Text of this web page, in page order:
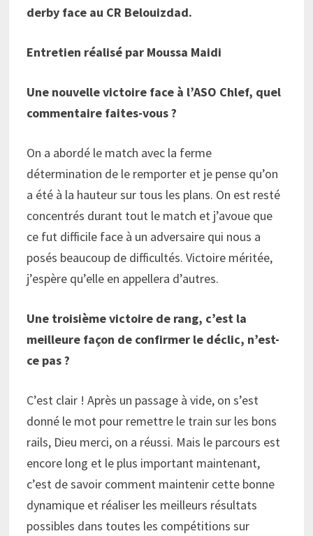
derby face au CR Belouizdad.
Entretien réalisé par Moussa Maidi
Une nouvelle victoire face à l’ASO Chlef, quel
commentaire faites-vous ?
On a abordé le match avec la ferme
détermination de le remporter et je pense qu’on
a été à la hauteur sur tous les plans. On est resté
concentrés durant tout le match et j’avoue que
ce fut difficile face à un adversaire qui nous a
posés beaucoup de difficultés. Victoire méritée,
j’espère qu’elle en appellera d’autres.
Une troisième victoire de rang, c’est la
meilleure façon de confirmer le déclic, n’est-
ce pas ?
C’est clair ! Après un passage à vide, on s’est
donné le mot pour remettre le train sur les bons
rails, Dieu merci, on a réussi. Mais le parcours est
encore long et le plus important maintenant,
c’est de savoir comment maintenir cette bonne
dynamique et réaliser les meilleurs résultats
possibles dans toutes les compétitions sur